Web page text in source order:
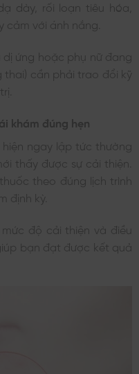
dày, rối loạn tiêu hóa,
cảm với ánh nắng.
ứng hoặc phụ nữ đang
thai) cần phải trao đổi kỹ
khám đúng hẹn
ngay lập tức thường
thấy được sự cải thiện.
theo đúng lịch trình
định kỳ.
độ cải thiện và điều
bạn đạt được kết quả